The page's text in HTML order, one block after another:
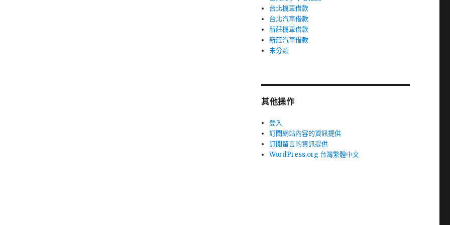
台北機車借款
台北汽車借款
新莊機車借款
新莊汽車借款
未分類
其他操作
登入
訂閱網站內容的資訊提供
訂閱留言的資訊提供
WordPress.org 台灣繁體中文